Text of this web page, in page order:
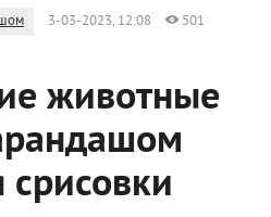
3-03-2023, 12:08
501
животные
срисовки